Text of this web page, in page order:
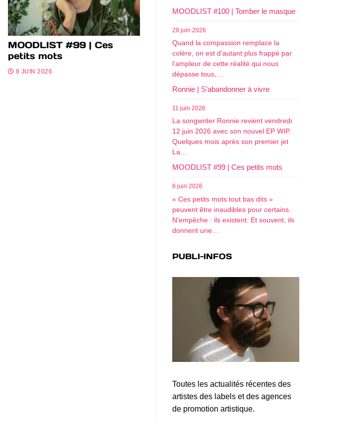
MOODLIST #99 | Ces
petits mots
8 JUIN 2026
MOODLIST #100 | Tomber le masque
28 juin 2026
Quand la compassion remplace la
colère, on est d’autant plus frappé par
l’ampleur de cette réalité qui nous
dépasse tous,…
Ronnie | S’abandonner à vivre
11 juin 2026
La songwriter Ronnie revient vendredi
12 juin 2026 avec son nouvel EP WIP.
Quelques mois après son premier jet
La…
MOODLIST #99 | Ces petits mots
8 juin 2026
« Ces petits mots tout bas dits »
peuvent être inaudibles pour certains.
N’empêche : ils existent. Et souvent, ils
donnent une…
PUBLI-INFOS
Toutes les actualités récentes des
artistes des labels et des agences
de promotion artistique.